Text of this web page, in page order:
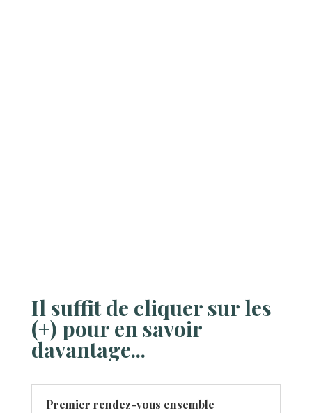
Il suffit de cliquer sur les
(+) pour en savoir
davantage...
Premier rendez-vous ensemble